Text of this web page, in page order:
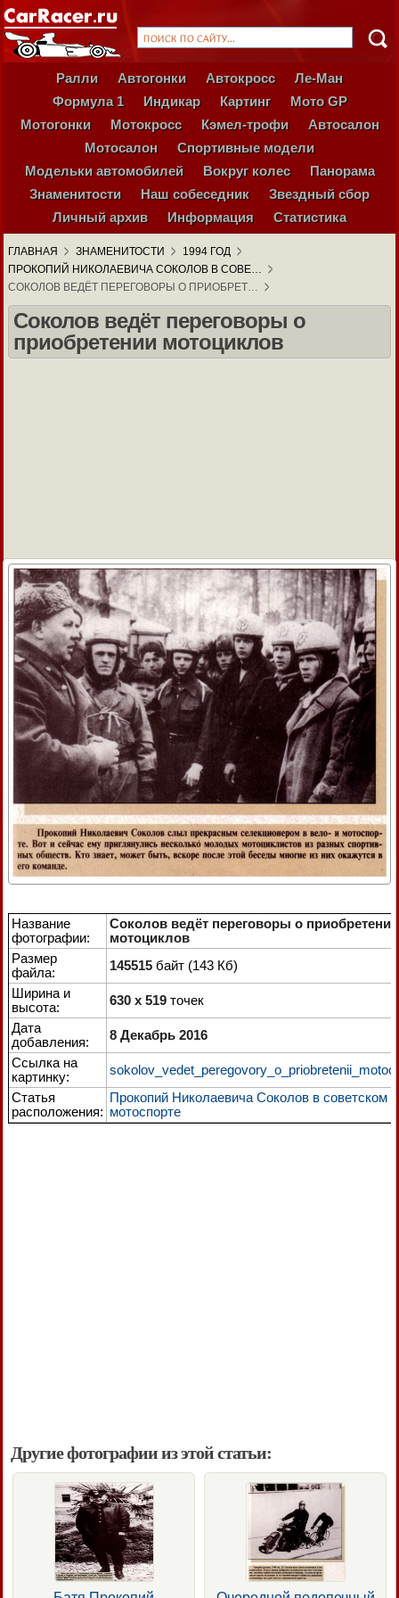
Ралли Автогонки Автокросс
Ле-Ман
Формула 1
Индикар Картинг
Мото GP
Мотогонки
Мотокросс Кэмел-трофи
Автосалон
Мотосалон
Спортивные модели
Модельки автомобилей
Вокруг колес
Панорама
Знаменитости
Наш собеседник
Звездный сбор
Личный архив
Информация Статистика
ГЛАВНАЯ ЗНАМЕНИТОСТИ
1994 ГОД
ПРОКОПИЙ НИКОЛАЕВИЧА СОКОЛОВ В СОВЕ…
СОКОЛОВ ВЕДЁТ ПЕРЕГОВОРЫ О ПРИОБРЕТ…
Соколов ведёт переговоры о
приобретении мотоциклов
Название
фотографии:
Соколов ведёт переговоры о приобретении
мотоциклов
Размер
файла:
145515 байт (143 Кб)
Ширина и
высота:
630 x 519 точек
Дата
добавления:
8 Декабрь 2016
Ссылка на
картинку:
Статья
расположения:
Прокопий Николаевича Соколов в советском
мотоспорте
Другие фотографии из этой статьи: